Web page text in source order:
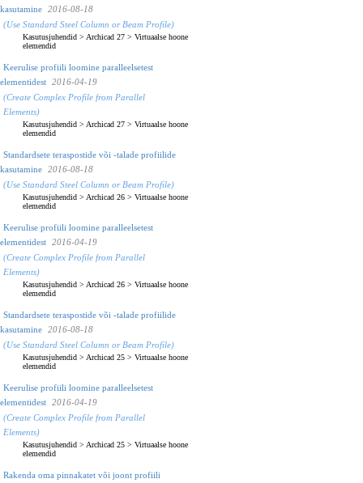
kasutamine
2016-08-18
(Use Standard Steel Column or Beam Profile)
Kasutusjuhendid > Archicad 27 > Virtuaalse hoone
elemendid
Keerulise profiili loomine paralleelsetest
elementidest
2016-04-19
(Create Complex Profile from Parallel
Elements)
Kasutusjuhendid > Archicad 27 > Virtuaalse hoone
elemendid
Standardsete teraspostide või -talade profiilide
kasutamine
2016-08-18
(Use Standard Steel Column or Beam Profile)
Kasutusjuhendid > Archicad 26 > Virtuaalse hoone
elemendid
Keerulise profiili loomine paralleelsetest
elementidest
2016-04-19
(Create Complex Profile from Parallel
Elements)
Kasutusjuhendid > Archicad 26 > Virtuaalse hoone
elemendid
Standardsete teraspostide või -talade profiilide
kasutamine
2016-08-18
(Use Standard Steel Column or Beam Profile)
Kasutusjuhendid > Archicad 25 > Virtuaalse hoone
elemendid
Keerulise profiili loomine paralleelsetest
elementidest
2016-04-19
(Create Complex Profile from Parallel
Elements)
Kasutusjuhendid > Archicad 25 > Virtuaalse hoone
elemendid
Rakenda oma pinnakatet või joont profiili